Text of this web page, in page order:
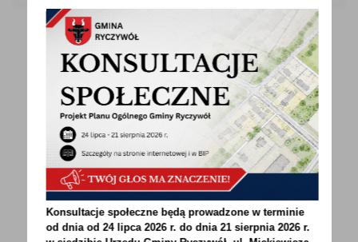
POWRÓT UDOSTĘPNIJ
NASTĘPNY
Spodobała Ci się informacja? Zostaw nam swoją opinię
- to dla Ciebie staramy się być najlepsi, a Twoje zdanie
bardzo nam w tym pomoże!
Konsultacje społeczne będą prowadzone w terminie
od dnia od 24 lipca 2026 r. do dnia 21 sierpnia 2026 r.